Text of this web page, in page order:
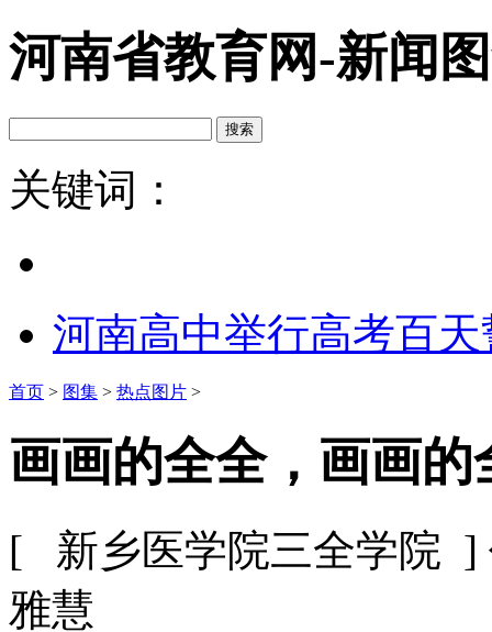
河南省教育网-新闻
关键词：
河南高中举行高考百
首页 > 图集 > 热点图片 >
画画的全全，画画
[ 新乡医学院三全学院 ]
雅慧